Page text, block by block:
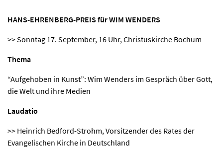
HANS-EHRENBERG-PREIS für WIM WENDERS
>> Sonntag 17. September, 16 Uhr, Christuskirche Bochum
Thema
“Aufgehoben in Kunst”: Wim Wenders im Gespräch über Gott,
die Welt und ihre Medien
Laudatio
>> Heinrich Bedford-Strohm, Vorsitzender des Rates der
Evangelischen Kirche in Deutschland